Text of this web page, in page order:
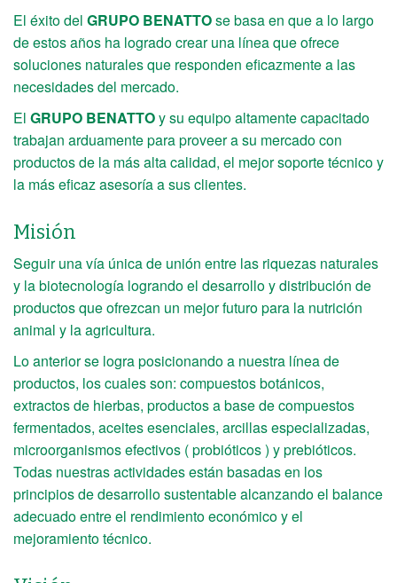
El éxito del GRUPO BENATTOse basa en que a lo largo
de estos años ha logrado crear una línea que ofrece
soluciones naturales que responden eficazmente a las
necesidades del mercado.
El GRUPO BENATTOy su equipo altamente capacitado
trabajan arduamente para proveer a su mercado con
productos de la más alta calidad, el mejor soporte técnico y
la más eficaz asesoría a sus clientes.
Misión
Seguir una vía única de unión entre las riquezas naturales
y la biotecnología logrando el desarrollo y distribución de
productos que ofrezcan un mejor futuro para la nutrición
animal y la agricultura.
Lo anterior se logra posicionando a nuestra línea de
productos, los cuales son: compuestos botánicos,
extractos de hierbas, productos a base de compuestos
fermentados, aceites esenciales, arcillas especializadas,
microorganismos efectivos ( probióticos ) y prebióticos.
Todas nuestras actividades están basadas en los
principios de desarrollo sustentable alcanzando el balance
adecuado entre el rendimiento económico y el
mejoramiento técnico.